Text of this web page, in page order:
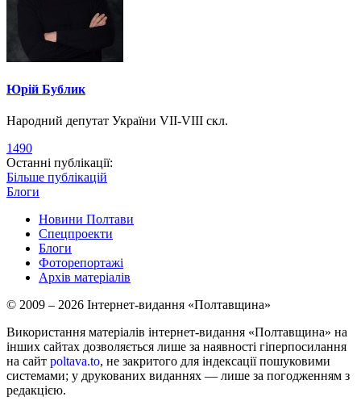
Юрій Бублик
Народний депутат України VII-VIII скл.
1490
Останні публікації:
Більше публікацій
Блоги
Новини Полтави
Спецпроекти
Блоги
Фоторепортажі
Архів матеріалів
© 2009 – 2026 Інтернет-видання «Полтавщина»
Використання матеріалів інтернет-видання «Полтавщина» на
інших сайтах дозволяється лише за наявності гіперпосилання
на сайт poltava.to, не закритого для індексації пошуковими
системами; у друкованих виданнях — лише за погодженням з
редакцією.